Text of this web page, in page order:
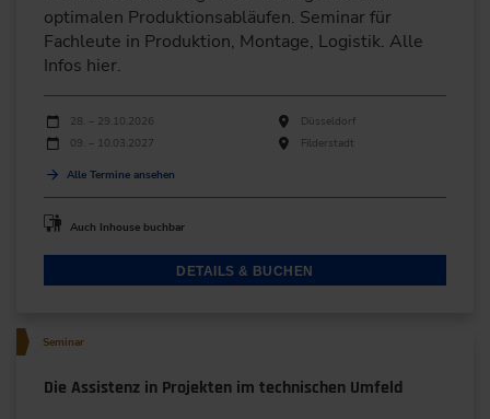
optimalen Produktionsabläufen. Seminar für
Fachleute in Produktion, Montage, Logistik. Alle
Infos hier.
Durchführungen
Veranstaltungsdatum
28. – 29.10.2026
Düsseldorf
09. – 10.03.2027
Filderstadt
Alle Termine ansehen
Auch Inhouse buchbar
DETAILS & BUCHEN
Seminar
Die Assistenz in Projekten im technischen Umfeld